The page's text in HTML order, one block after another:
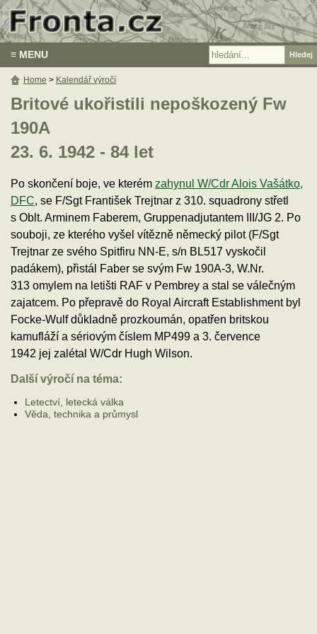
≡ MENU
Britové ukořistili nepoškozený Fw
190A
23. 6. 1942 - 84 let
Po skončení boje, ve kterém zahynul W/Cdr Alois Vašátko,
DFC, se F/Sgt František Trejtnar z 310. squadrony střetl
s Oblt. Arminem Faberem, Gruppenadjutantem III/JG 2. Po
souboji, ze kterého vyšel vítězně německý pilot (F/Sgt
Trejtnar ze svého Spitfiru NN-E, s/n BL517 vyskočil
padákem), přistál Faber se svým Fw 190A-3, W.Nr.
313 omylem na letišti RAF v Pembrey a stal se válečným
zajatcem. Po přepravě do Royal Aircraft Establishment byl
Focke-Wulf důkladně prozkoumán, opatřen britskou
kamufláží a sériovým číslem MP499 a 3. července
1942 jej zalétal W/Cdr Hugh Wilson.
Další výročí na téma:
Letectví, letecká válka
Věda, technika a průmysl
Home > Kalendář výročí